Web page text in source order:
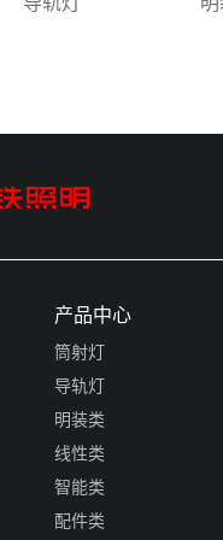
产品中心
筒射灯
导轨灯
明装类
线性类
智能类
配件类